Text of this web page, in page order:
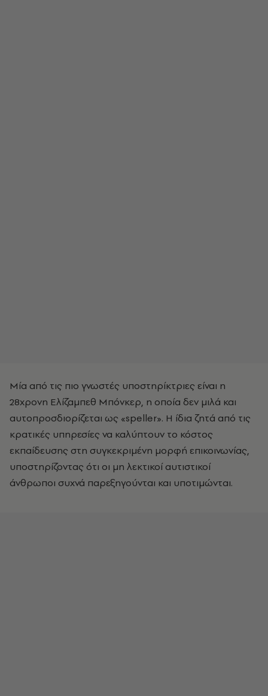
Μία από τις πιο γνωστές υποστηρίκτριες είναι η
28χρονη Ελίζαμπεθ Μπόνκερ, η οποία δεν μιλά και
αυτοπροσδιορίζεται ως «speller». Η ίδια ζητά από τις
κρατικές υπηρεσίες να καλύπτουν το κόστος
εκπαίδευσης στη συγκεκριμένη μορφή επικοινωνίας,
υποστηρίζοντας ότι οι μη λεκτικοί αυτιστικοί
άνθρωποι συχνά παρεξηγούνται και υποτιμώνται.